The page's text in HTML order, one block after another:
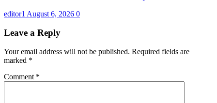
editor1 August 6, 2026 0
Leave a Reply
Your email address will not be published. Required fields are
marked *
Comment *